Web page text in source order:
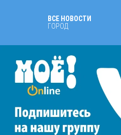
ВСЕ НОВОСТИ
ГОРОД